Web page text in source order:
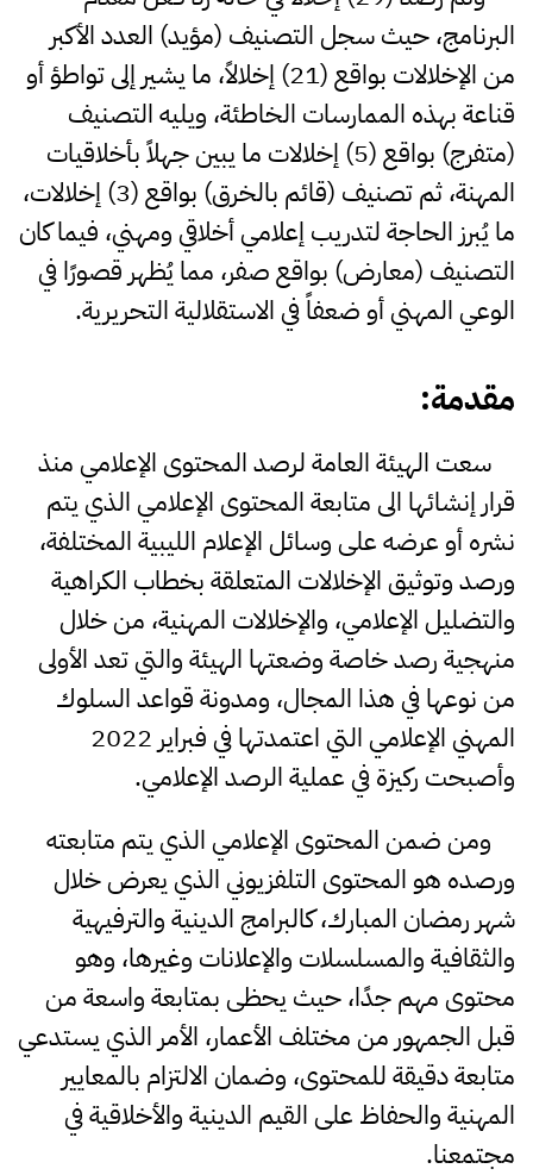
البرنامج، حيث سجل التصنيف (مؤيد) العدد الأكبر
من الإخلالات بواقع (21) إخلالاً، ما يشير إلى تواطؤ أو
قناعة بهذه الممارسات الخاطئة، ويليه التصنيف
(متفرج) بواقع (5) إخلالات ما يبين جهلاً بأخلاقيات
المهنة، ثم تصنيف (قائم بالخرق) بواقع (3) إخلالات،
ما يُبرز الحاجة لتدريب إعلامي أخلاقي ومهني، فيما كان
التصنيف (معارض) بواقع صفر، مما يُظهر قصورًا في
الوعي المهني أو ضعفاً في الاستقلالية التحريرية.
مقدمة:
سعت الهيئة العامة لرصد المحتوى الإعلامي منذ
قرار إنشائها الى متابعة المحتوى الإعلامي الذي يتم
نشره أو عرضه على وسائل الإعلام الليبية المختلفة،
ورصد وتوثيق الإخلالات المتعلقة بخطاب الكراهية
والتضليل الإعلامي، والإخلالات المهنية، من خلال
منهجية رصد خاصة وضعتها الهيئة والتي تعد الأولى
من نوعها في هذا المجال، ومدونة قواعد السلوك
المهني الإعلامي التي اعتمدتها في فبراير 2022
وأصبحت ركيزة في عملية الرصد الإعلامي.
ومن ضمن المحتوى الإعلامي الذي يتم متابعته
ورصده هو المحتوى التلفزيوني الذي يعرض خلال
شهر رمضان المبارك، كالبرامج الدينية والترفيهية
والثقافية والمسلسلات والإعلانات وغيرها، وهو
محتوى مهم جدًا، حيث يحظى بمتابعة واسعة من
قبل الجمهور من مختلف الأعمار، الأمر الذي يستدعي
متابعة دقيقة للمحتوى، وضمان الالتزام بالمعايير
المهنية والحفاظ على القيم الدينية والأخلاقية في
مجتمعنا.